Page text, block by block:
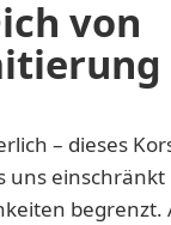
von
– dieses
uns
begrenzt.